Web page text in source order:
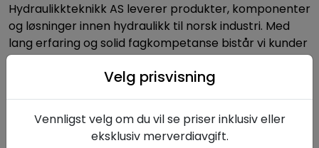
Hydraulikkteknikk AS leverer produkter, komponenter
og løsninger innen hydraulikk til norsk industri. Med
lang erfaring og solid fagkompetanse bistår vi kunder
med alt fra enkeltkomponenter til komplette
hydrauliske systemer.
Nyttige linker
Velg prisvisning
Vennligst velg om du vil se priser inklusiv eller
eksklusiv merverdiavgift.